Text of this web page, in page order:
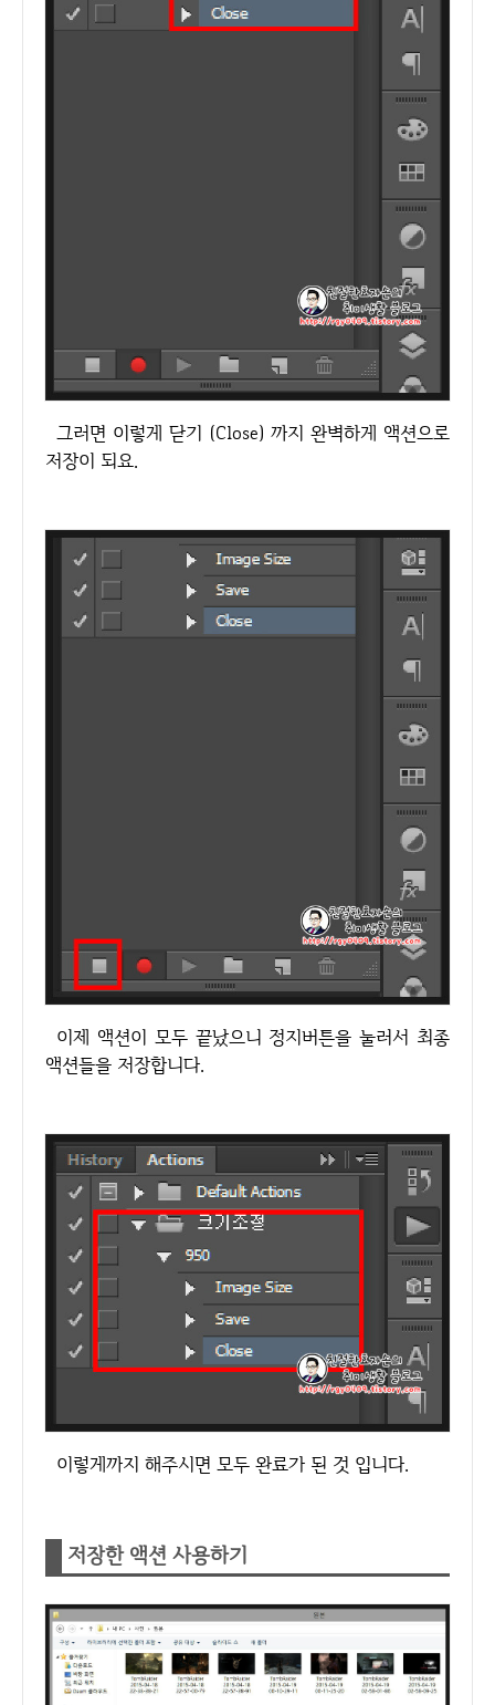
그러면 이렇게 닫기 (Close) 까지 완벽하게 액션으로
저장이 되요.
이제 액션이 모두 끝났으니 정지버튼을 눌러서 최종
액션들을 저장합니다.
이렇게까지 해주시면 모두 완료가 된 것 입니다.
저장한 액션 사용하기